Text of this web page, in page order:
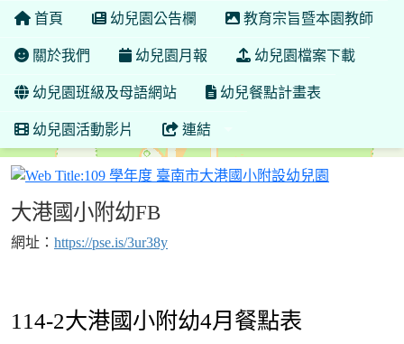
首頁 幼兒園公告欄 教育宗旨暨本園教師
關於我們 幼兒園月報 幼兒園檔案下載
幼兒園班級及母語網站 幼兒餐點計畫表
幼兒園活動影片 連結
大港國小附幼FB
網址： https://pse.is/3ur38y
114-2大港國小附幼4月餐點表